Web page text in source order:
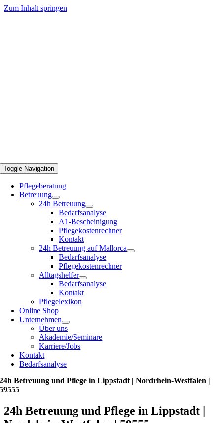
Zum Inhalt springen
Toggle Navigation
Pflegeberatung
Betreuung
24h Betreuung
Bedarfsanalyse
A1-Bescheinigung
Pflegekostenrechner
Kontakt
24h Betreuung auf Mallorca
Bedarfsanalyse
Pflegekostenrechner
Alltagshelfer
Bedarfsanalyse
Kontakt
Pflegelexikon
Online Shop
Unternehmen
Über uns
Akademie/Seminare
Karriere/Jobs
Kontakt
Bedarfsanalyse
24h Betreuung und Pflege in Lippstadt | Nordrhein-Westfalen |
59555
24h Betreuung und Pflege in Lippstadt |